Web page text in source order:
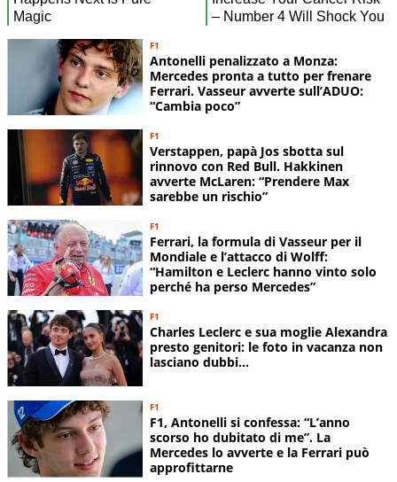
F1
Antonelli penalizzato a Monza:
Mercedes pronta a tutto per frenare
Ferrari. Vasseur avverte sull’ADUO:
“Cambia poco”
F1
Verstappen, papà Jos sbotta sul
rinnovo con Red Bull. Hakkinen
avverte McLaren: “Prendere Max
sarebbe un rischio”
F1
Ferrari, la formula di Vasseur per il
Mondiale e l’attacco di Wolff:
“Hamilton e Leclerc hanno vinto solo
perché ha perso Mercedes”
F1
Charles Leclerc e sua moglie Alexandra
presto genitori: le foto in vacanza non
lasciano dubbi...
F1
F1, Antonelli si confessa: “L’anno
scorso ho dubitato di me”. La
Mercedes lo avverte e la Ferrari può
approfittarne